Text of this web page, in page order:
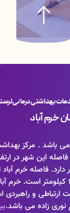
(نمونه گیری پاشنه
سرطان خودم،
بهداشتی درمانی
خرم آباد
منطقه 556782 نفر می باشد
تهران ۴۹۰ کیلومتر و تا اهواز ۳۹۰
ارتباطی و
نوری زاده می باشد.